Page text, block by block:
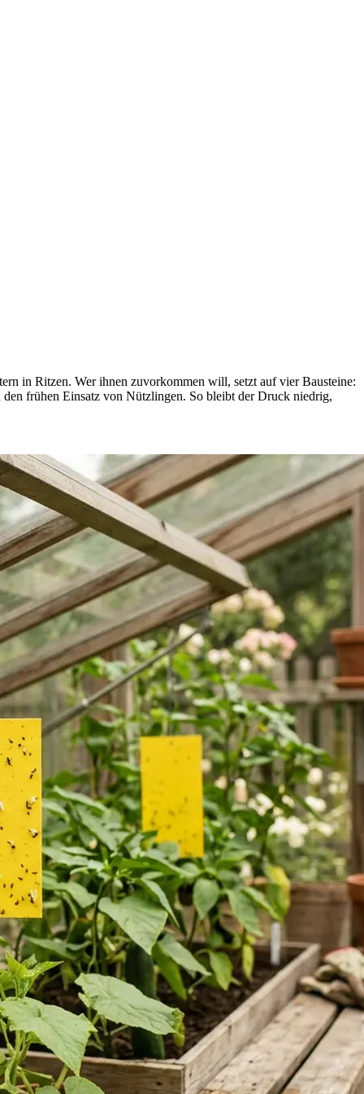
in Ritzen. Wer ihnen zuvorkommen will, setzt auf vier Bausteine:
frühen Einsatz von Nützlingen. So bleibt der Druck niedrig,